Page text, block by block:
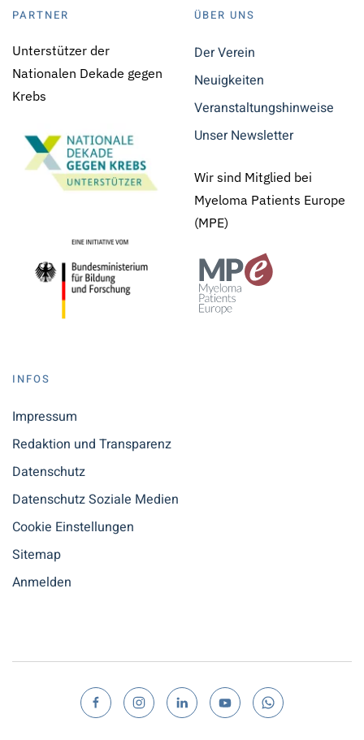
PARTNER
Unterstützer der
Nationalen Dekade gegen
Krebs
ÜBER UNS
Der Verein
Neuigkeiten
Veranstaltungshinweise
Unser Newsletter
Wir sind Mitglied bei
Myeloma Patients Europe
(MPE)
INFOS
Impressum
Redaktion und Transparenz
Datenschutz
Datenschutz Soziale Medien
Cookie Einstellungen
Sitemap
Anmelden